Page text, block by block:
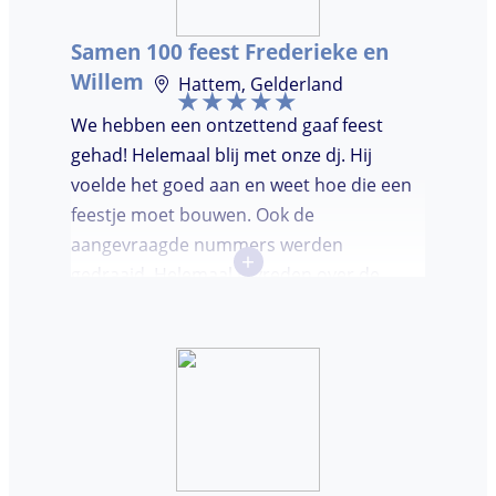
Samen 100 feest Frederieke en
Willem
Hattem, Gelderland
We hebben een ontzettend gaaf feest
gehad! Helemaal blij met onze dj. Hij
voelde het goed aan en weet hoe die een
feestje moet bouwen. Ook de
aangevraagde nummers werden
gedraaid. Helemaal tevreden over de
+